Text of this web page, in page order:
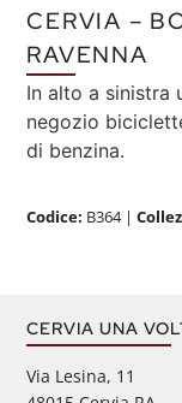
CERVIA –
RAVENNA
In alto a sinistra
negozio
di benzina.
Codice: B364|
CERVIA UNA
Via Lesina, 11